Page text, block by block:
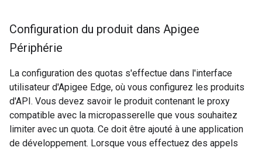
Configuration du produit dans Apigee
Périphérie
La configuration des quotas s'effectue dans l'interface
utilisateur d'Apigee Edge, où vous configurez les produits
d'API. Vous devez savoir le produit contenant le proxy
compatible avec la micropasserelle que vous souhaitez
limiter avec un quota. Ce doit être ajouté à une application
de développement. Lorsque vous effectuez des appels